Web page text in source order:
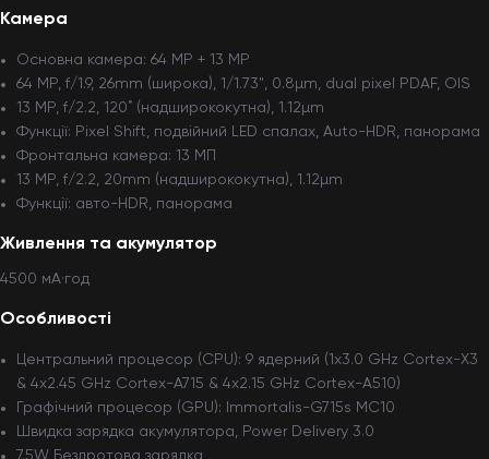
Камера
Основна камера: 64 MP + 13 MP
64 MP, f/1.9, 26mm (широка), 1/1.73", 0.8µm, dual pixel PDAF, OIS
13 MP, f/2.2, 120˚ (надширококутна), 1.12µm
Функції: Pixel Shift, подвійний LED спалах, Auto-HDR, панорама
Фронтальна камера: 13 МП
13 MP, f/2.2, 20mm (надширококутна), 1.12µm
Функції: авто-HDR, панорама
Живлення та акумулятор
4500 мА·год
Особливості
Центральний процесор (CPU): 9 ядерний (1x3.0 GHz Cortex-X3
& 4x2.45 GHz Cortex-A715 & 4x2.15 GHz Cortex-A510)
Графічний процесор (GPU): Immortalis-G715s MC10
Швидка зарядка акумулятора, Power Delivery 3.0
7.5W Бездротова зарядка